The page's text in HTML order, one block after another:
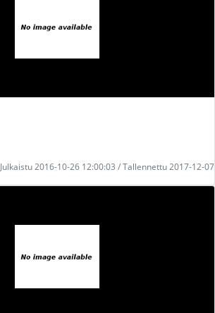
Julkaistu 2016-10-26 12:00:03 / Tallennettu 2017-12-07